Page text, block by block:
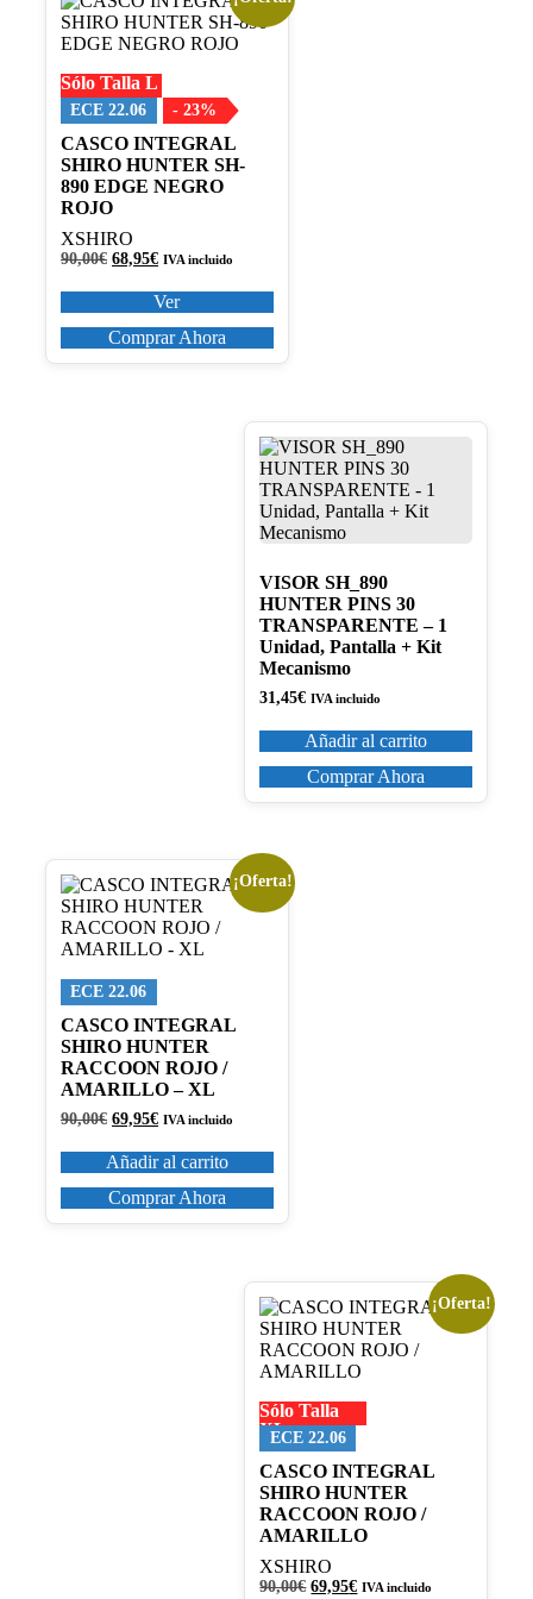
Sólo Talla L
ECE 22.06 - 23%
CASCO INTEGRAL
SHIRO HUNTER SH-
890 EDGE NEGRO
ROJO
XSHIRO
90,00€ El
original
era:
90,00€.
68,95€El
actual
es:
68,95€.
IVA incluido
Ver
producto
tiene
variantes.
Las
opciones
se
pueden
elegir
en
la
página
Comprar Ahora
VISOR SH_890
HUNTER PINS 30
TRANSPARENTE – 1
Unidad, Pantalla + Kit
Mecanismo
31,45€ IVA incluido
Añadir al carrito
Comprar Ahora
¡Oferta!
ECE 22.06
CASCO INTEGRAL
SHIRO HUNTER
RACCOON ROJO /
AMARILLO – XL
90,00€ El
original
era:
90,00€.
69,95€El
actual
es:
69,95€.
IVA incluido
Añadir al carrito
Comprar Ahora
¡Oferta!
Sólo Talla
XL
ECE 22.06
CASCO INTEGRAL
SHIRO HUNTER
RACCOON ROJO /
AMARILLO
XSHIRO
90,00€ El
69,95€ElIVA incluido
Este
producto
tiene
múltiples
Las
opciones
se
pueden
elegir
en
la
página
de